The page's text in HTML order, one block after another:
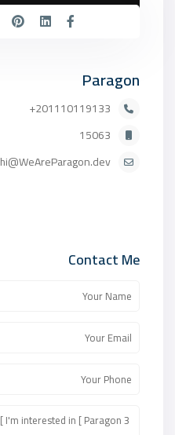
Paragon
201110119133+
15063
hi@WeAreParagon.dev
Contact Me